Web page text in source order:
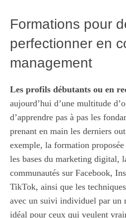
Formations pour
perfectionner en
management
Les profils débutants ou en
aujourd’hui d’une multitude
d’apprendre pas à pas les
prenant en main les derniers
exemple, la formation
les bases du marketing digital,
communautés sur Facebook,
TikTok, ainsi que les
avec un suivi individuel par un
idéal pour ceux qui veulent